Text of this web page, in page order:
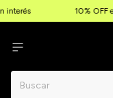
10% OFF